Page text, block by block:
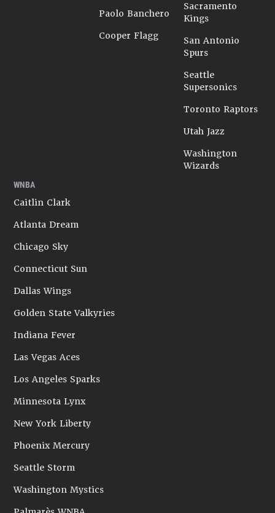
Paolo Banchero
Cooper Flagg
Sacramento
Kings
San Antonio
Spurs
Seattle
Supersonics
Toronto Raptors
Utah Jazz
Washington
Wizards
WNBA
Caitlin Clark
Atlanta Dream
Chicago Sky
Connecticut Sun
Dallas Wings
Golden State Valkyries
Indiana Fever
Las Vegas Aces
Los Angeles Sparks
Minnesota Lynx
New York Liberty
Phoenix Mercury
Seattle Storm
Washington Mystics